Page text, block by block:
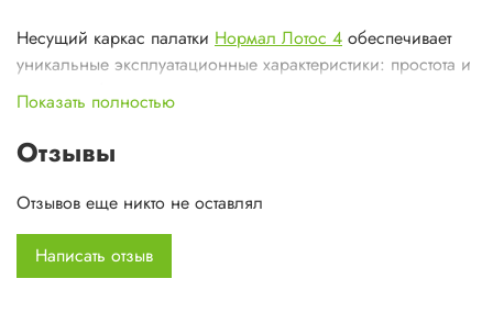
Несущий каркас палатки Нормал Лотос 4 обеспечивает
уникальные эксплуатационные характеристики: простота и
легкость сборки, достаточная ветроустойчивость,
независимость от условий установки - палатка одинаково
хорошо стоит на скале, в лесу и на снегу.
Вход внутренней палатки Лотос 4 оснащен антимоскитной
образование конденсата. Палатка имеет удобный тамбур,
позволяющий разместить в нем вещи, защитив их от
Показать полностью
Отзывы
Отзывов еще никто не оставлял
Написать отзыв